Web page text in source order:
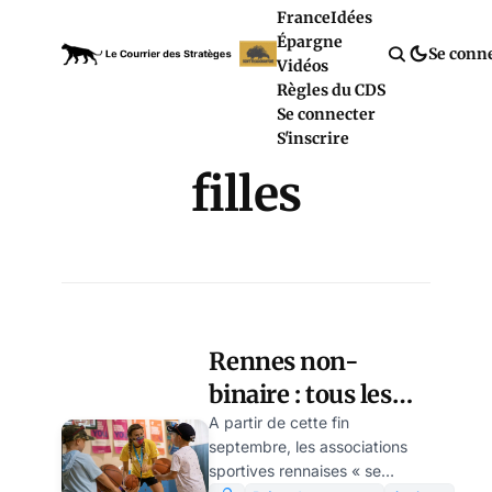
FranceIdées
Épargne
Vidéos
Règles du CDS
Se connecter
S'inscrire
Se
filles
Rennes non-
binaire : tous les
garçons et les filles
? par Modeste
A partir de cette fin
septembre, les associations
sportives rennaises « se